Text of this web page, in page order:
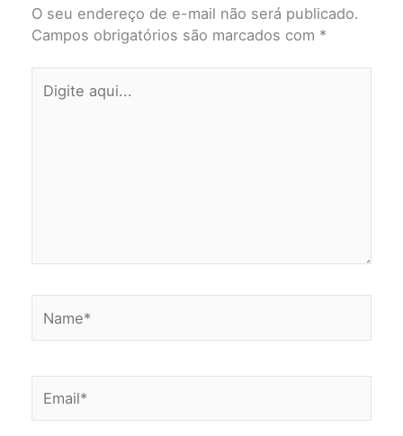
O seu endereço de e-mail não será publicado.
Campos obrigatórios são marcados com *
aqui...